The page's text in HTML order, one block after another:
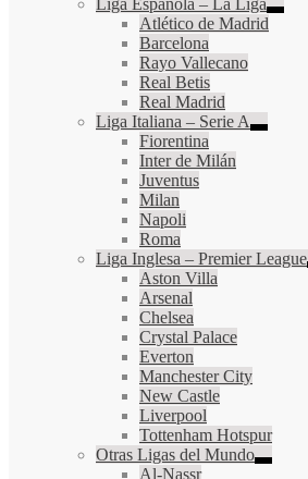
Liga Española – La Liga
Atlético de Madrid
Barcelona
Rayo Vallecano
Real Betis
Real Madrid
Liga Italiana – Serie A
Fiorentina
Inter de Milán
Juventus
Milan
Napoli
Roma
Liga Inglesa – Premier League
Aston Villa
Arsenal
Chelsea
Crystal Palace
Everton
Manchester City
New Castle
Liverpool
Tottenham Hotspur
Otras Ligas del Mundo
Al-Nassr